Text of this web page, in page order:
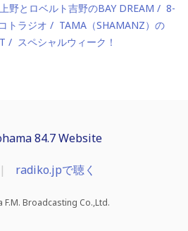
野とロベルト吉野のBAY DREAM
8-
トラジオ
TAMA（SHAMANZ）の
スペシャルウィーク！
84.7 Website
radiko.jpで聴く
F.M. Broadcasting Co.,Ltd.